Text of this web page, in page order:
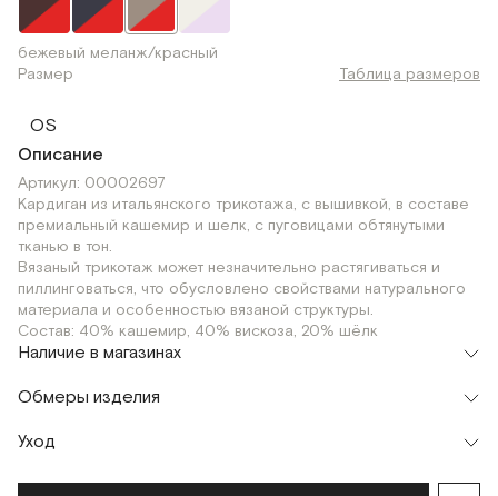
бежевый меланж/красный
Размер
Таблица размеров
OS
Описание
Артикул: 00002697
Кардиган из итальянского трикотажа, с вышивкой, в составе
премиальный кашемир и шелк, с пуговицами обтянутыми
тканью в тон.
Вязаный трикотаж может незначительно растягиваться и
пиллинговаться, что обусловлено свойствами натурального
материала и особенностью вязаной структуры.
Состав: 40% кашемир, 40% вискоза, 20% шёлк
Наличие в магазинах
Флагман
г. Москва, Малая Бронная 16
OS
г. Москва, Малая Бронная 24/3
OS
Обмеры изделия
Уход